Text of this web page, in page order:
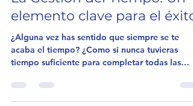
La Gestión del Tiempo: Un
elemento clave para el éxito
¿Alguna vez has sentido que siempre se te
tiempo suficiente para completar todas las